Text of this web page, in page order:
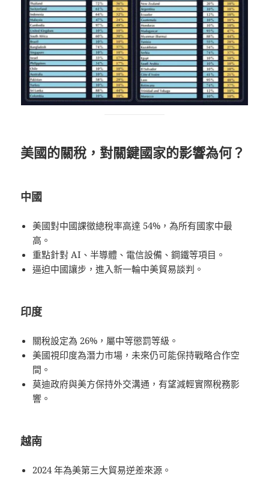
美國的關稅，對關鍵國家的影響為何？
中國
美國對中國課徵總稅率高達 54%，為所有國家中最
高。
重點針對 AI、半導體、電信設備、鋼鐵等項目。
逼迫中國讓步，進入新一輪中美貿易談判。
印度
關稅設定為 26%，屬中等懲罰等級。
美國視印度為潛力市場，未來仍可能保持戰略合作空
間。
莫迪政府與美方保持外交溝通，有望減輕實際稅務影
響。
越南
2024 年為美第三大貿易逆差來源。